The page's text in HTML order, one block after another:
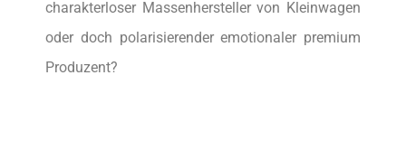
charakterloser Massenhersteller von Kleinwagen
oder doch polarisierender emotionaler premium
Produzent?